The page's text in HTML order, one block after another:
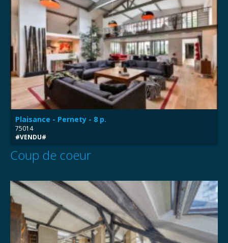
Plaisance - Pernety - 8 p.
75014
#VENDU#
Coup de coeur